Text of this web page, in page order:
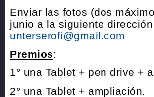
Enviar las fotos (dos
junio a la siguiente
unterserofi@gmail.com
Premios:
1° una Tablet + pen drive +
2° una Tablet + ampliación.